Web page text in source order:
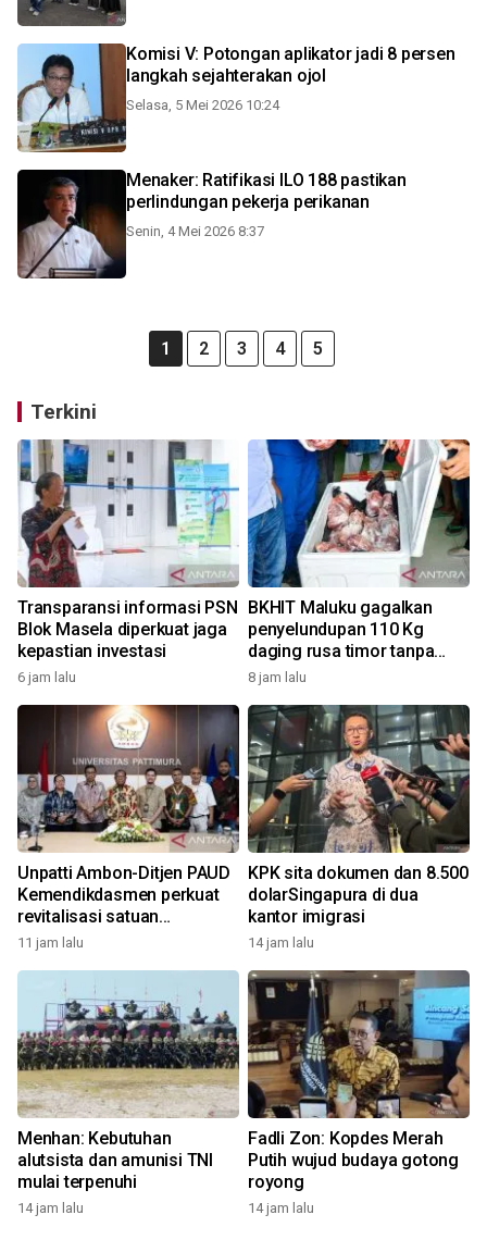
Komisi V: Potongan aplikator jadi 8 persen
langkah sejahterakan ojol
Selasa, 5 Mei 2026 10:24
Menaker: Ratifikasi ILO 188 pastikan
perlindungan pekerja perikanan
Senin, 4 Mei 2026 8:37
1 2 3 4 5
Terkini
Transparansi informasi PSN
Blok Masela diperkuat jaga
kepastian investasi
6 jam lalu
BKHIT Maluku gagalkan
penyelundupan 110 Kg
daging rusa timor tanpa
dokumen
8 jam lalu
Unpatti Ambon-Ditjen PAUD
Kemendikdasmen perkuat
revitalisasi satuan
pendidikan
11 jam lalu
KPK sita dokumen dan 8.500
dolarSingapura di dua
kantor imigrasi
14 jam lalu
Menhan: Kebutuhan
alutsista dan amunisi TNI
mulai terpenuhi
14 jam lalu
Fadli Zon: Kopdes Merah
Putih wujud budaya gotong
royong
14 jam lalu